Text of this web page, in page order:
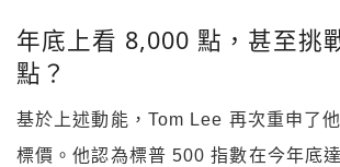
年底上看 8,000 點，甚至挑
點？
基於上述動能，Tom Lee 再次重申了
標價。他認為標普 500 指數在今年底